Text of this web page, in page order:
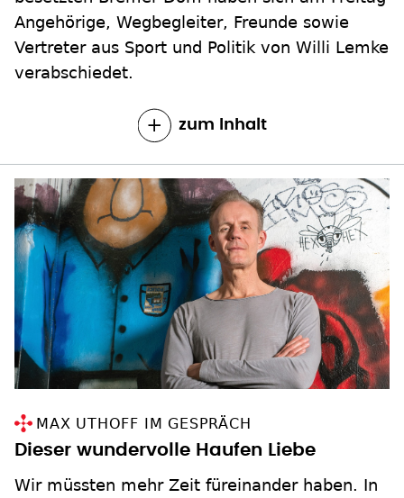
Angehörige, Wegbegleiter, Freunde sowie
Vertreter aus Sport und Politik von Willi Lemke
verabschiedet.
zum Inhalt
MAX UTHOFF IM GESPRÄCH
Dieser wundervolle Haufen Liebe
Wir müssten mehr Zeit füreinander haben. In